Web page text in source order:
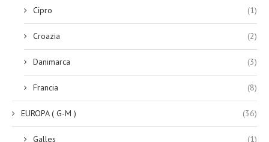
Cipro (1)
Croazia (2)
Danimarca (3)
Francia (8)
EUROPA ( G-M ) (36)
Galles (1)